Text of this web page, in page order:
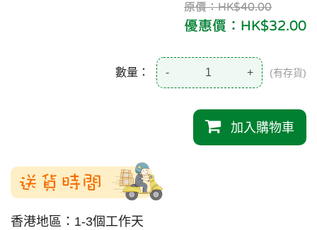
原價：HK$40.00
優惠價：HK$32.00
數量： - + (有存貨)
加入購物車
送貨時間
香港地區：1-3個工作天